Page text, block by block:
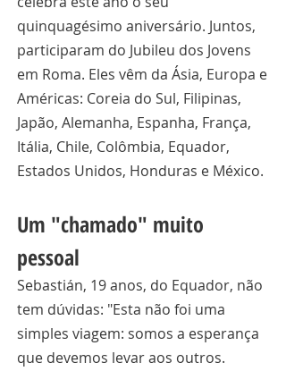
quinquagésimo aniversário. Juntos,
participaram do Jubileu dos Jovens
em Roma. Eles vêm da Ásia, Europa e
Américas: Coreia do Sul, Filipinas,
Japão, Alemanha, Espanha, França,
Itália, Chile, Colômbia, Equador,
Estados Unidos, Honduras e México.
Um "chamado" muito
pessoal
Sebastián, 19 anos, do Equador, não
tem dúvidas: "Esta não foi uma
simples viagem: somos a esperança
que devemos levar aos outros.